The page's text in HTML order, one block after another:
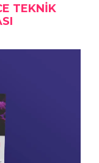
TEKNIK